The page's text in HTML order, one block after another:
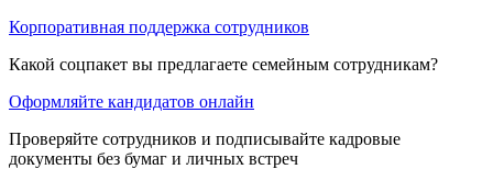
Корпоративная поддержка сотрудников
Какой соцпакет вы предлагаете семейным сотрудникам?
Оформляйте кандидатов онлайн
Проверяйте сотрудников и подписывайте кадровые
документы без бумаг и личных встреч